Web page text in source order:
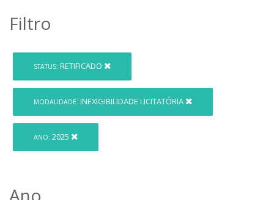
Filtro
STATUS: RETIFICADO
MODALIDADE: INEXIGIBILIDADE LICITATÓRIA
ANO: 2025
Ano